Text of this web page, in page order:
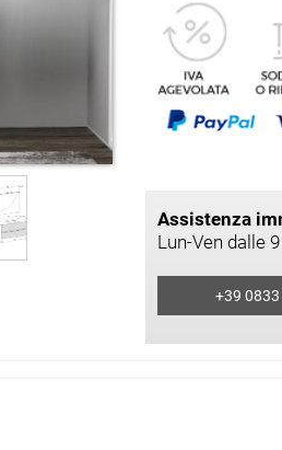
Assistenza
Lun-Ven dalle
+39